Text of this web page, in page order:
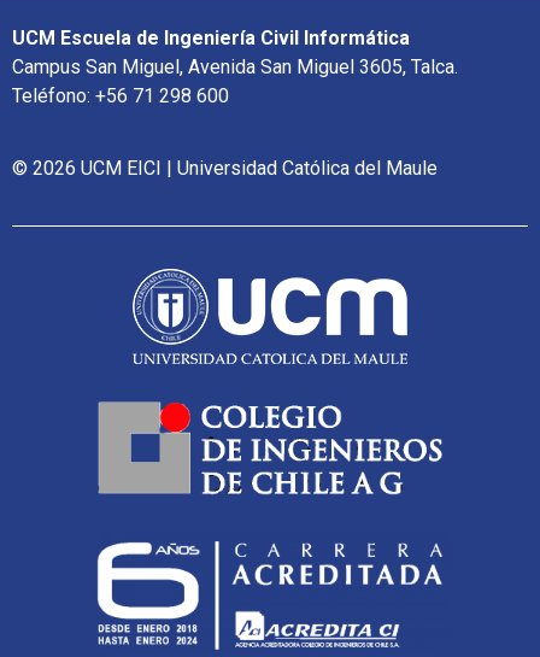
UCM Escuela de Ingeniería Civil Informática
Campus San Miguel, Avenida San Miguel 3605, Talca.
Teléfono: +56 71 298 600
© 2026 UCM EICI | Universidad Católica del Maule